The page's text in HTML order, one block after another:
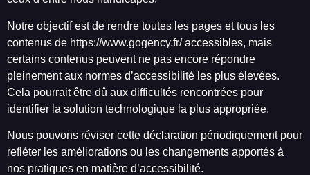
Notre objectif est de rendre toutes les pages et tous les
contenus de https://www.gogency.fr/ accessibles, mais
certains contenus peuvent ne pas encore répondre
pleinement aux normes d’accessibilité les plus élevées.
Cela pourrait être dû aux difficultés rencontrées pour
identifier la solution technologique la plus appropriée.
Nous pouvons réviser cette déclaration périodiquement pour
refléter les améliorations ou les changements apportés à
nos pratiques en matière d’accessibilité.